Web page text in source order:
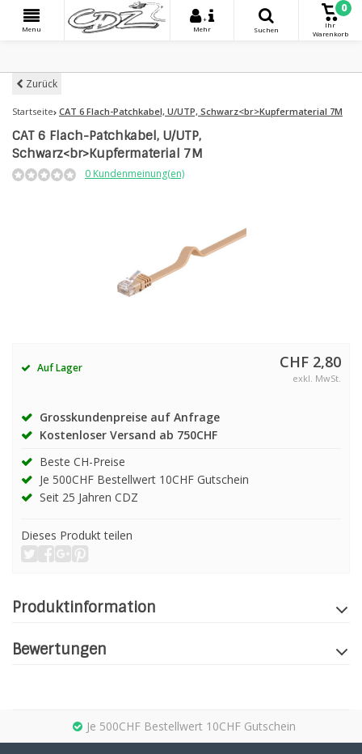
Menu
+
Mehr
Suchen
0
Ihr
Warenkorb
Zurück
Startseite CAT 6 Flach-Patchkabel, U/UTP, Schwarz<br>Kupfermaterial 7M
CAT 6 Flach-Patchkabel, U/UTP,
Schwarz<br>Kupfermaterial 7M
0 Kundenmeinung(en)
Auf Lager CHF 2,80
exkl. MwSt.
Grosskundenpreise auf Anfrage
Kostenloser Versand ab 750CHF
Beste CH-Preise
Je 500CHF Bestellwert 10CHF Gutschein
Seit 25 Jahren CDZ
Dieses Produkt teilen
Produktinformation
Bewertungen
Je 500CHF Bestellwert 10CHF Gutschein